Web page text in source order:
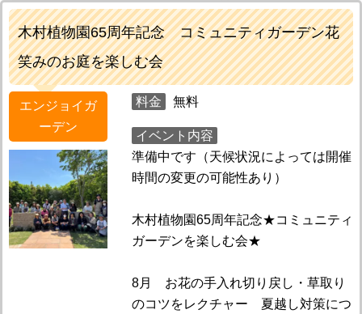
木村植物園65周年記念 コミュニティガーデン花
笑みのお庭を楽しむ会
エンジョイガ
ーデン
料金 無料
イベント内容
準備中です（天候状況によっては開催
時間の変更の可能性あり）
木村植物園65周年記念★コミュニティ
ガーデンを楽しむ会★
8月 お花の手入れ切り戻し・草取り
のコツをレクチャー 夏越し対策につ